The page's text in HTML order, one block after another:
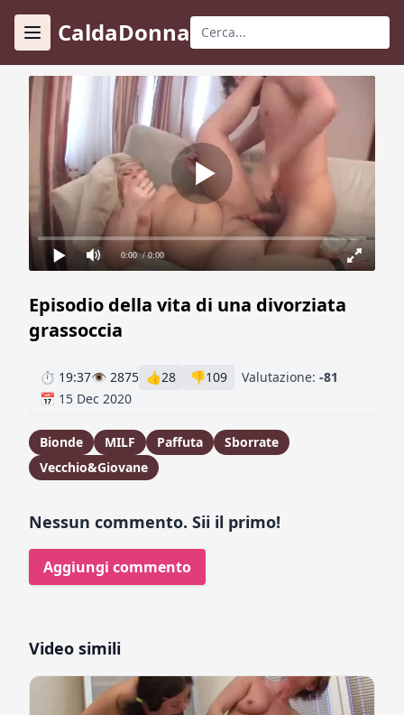
CaldaDonna
0:00 / 0:00
Episodio della vita di una divorziata
grassoccia
⏱ 19:37👁 2875 👍28 👎109 Valutazione: -81
📅 15 Dec 2020
Bionde MILF Paffuta
Sborrate
Vecchio&Giovane
Nessun commento. Sii il primo!
Aggiungi commento
Video simili